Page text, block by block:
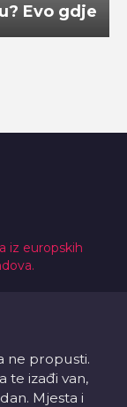
Evo gdje
iz europskih
ne propusti.
te izađi van,
Mjesta i